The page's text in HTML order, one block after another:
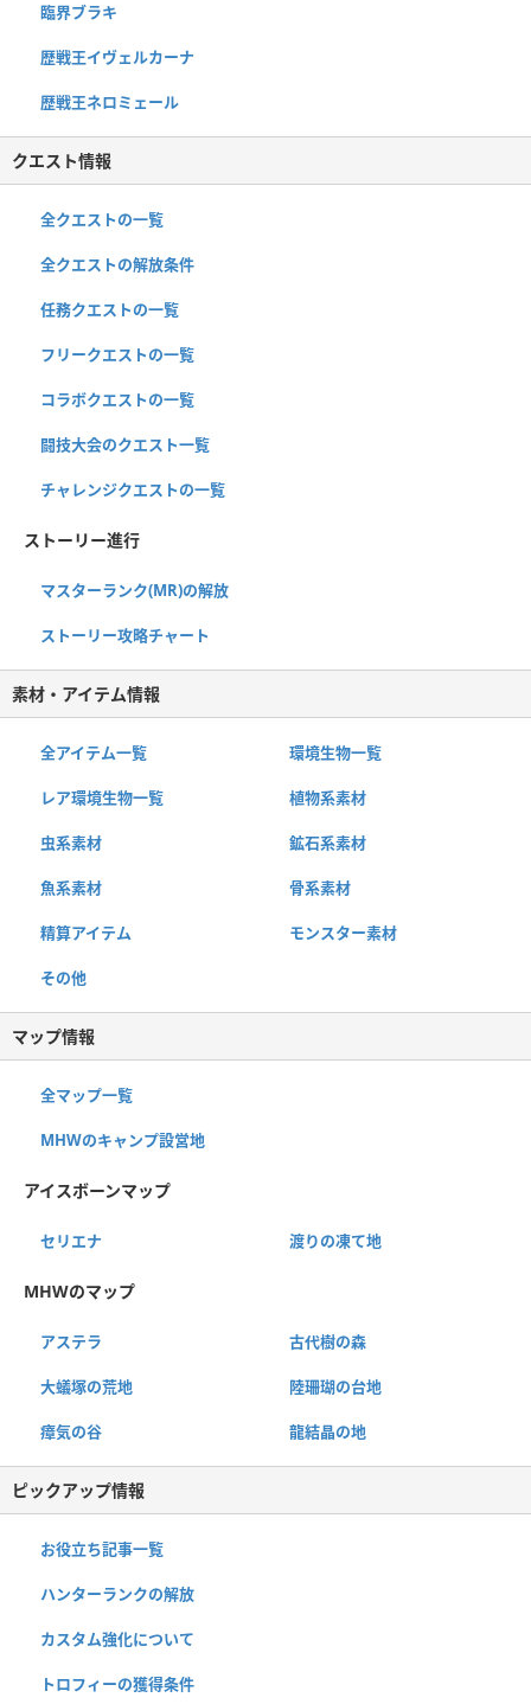
臨界ブラキ
歴戦王イヴェルカーナ
歴戦王ネロミェール
クエスト情報
全クエストの一覧
全クエストの解放条件
任務クエストの一覧
フリークエストの一覧
コラボクエストの一覧
闘技大会のクエスト一覧
チャレンジクエストの一覧
ストーリー進行
マスターランク(MR)の解放
ストーリー攻略チャート
素材・アイテム情報
全アイテム一覧 環境生物一覧
レア環境生物一覧 植物系素材
虫系素材 鉱石系素材
魚系素材 骨系素材
精算アイテム モンスター素材
その他
マップ情報
全マップ一覧
MHWのキャンプ設営地
アイスボーンマップ
セリエナ 渡りの凍て地
MHWのマップ
アステラ 古代樹の森
大蟻塚の荒地 陸珊瑚の台地
瘴気の谷 龍結晶の地
ピックアップ情報
お役立ち記事一覧
ハンターランクの解放
カスタム強化について
トロフィーの獲得条件